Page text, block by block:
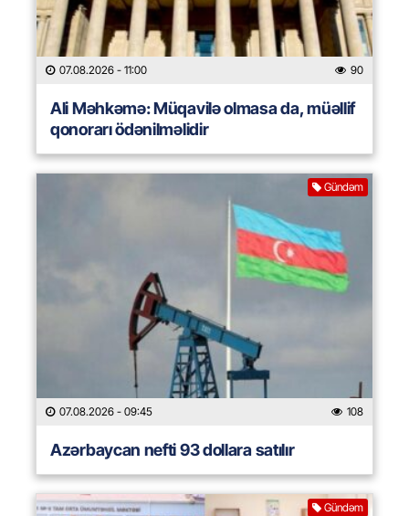
07.08.2026 - 11:00 90
Ali Məhkəmə: Müqavilə olmasa da, müəllif
qonorarı ödənilməlidir
Gündəm
07.08.2026 - 09:45 108
Azərbaycan nefti 93 dollara satılır
Gündəm